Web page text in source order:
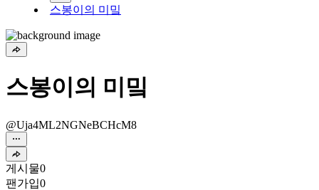
스봉이의 미밐
스봉이의 미밐
@Uja4ML2NGNeBCHcM8
게시물0
팬가입0